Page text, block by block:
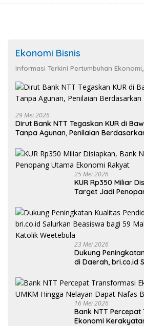
Ekonomi Bisnis
Informasi Terkini Pertumbuhan
29 Mei 2026
Dirut Bank NTT Tegaskan KUR di
Tanpa Agunan, Penilaian
25 Mei 2026
KUR Rp350 Miliar
Target Jadi
23 Mei 2026
Dukung
di Daerah, bri.co.id
Weetebula
16 Mei 2026
Bank NTT
Ekonomi